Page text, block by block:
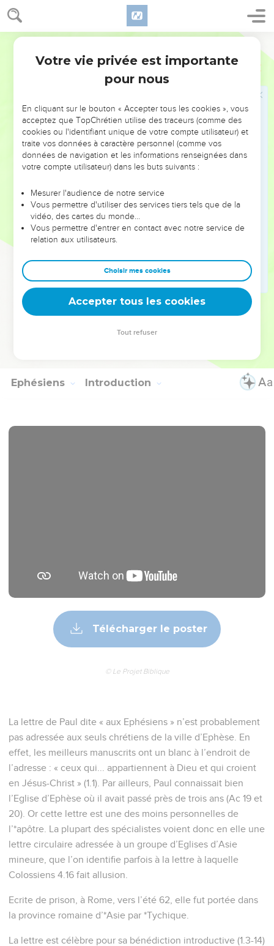
Galates 6
household of the faith.
Derniers avertissements et salutation
See with what large letters I write to you with my own
you to be circumcised; only that they may not be persecuted
for the cross of Christ.
For even they who receive circumcision don't keep the
law themselves, but they desire to have you circumcised,
But far be it from me to boast, except in the cross of our
Lord Jesus Christ, through which the world has been
crucified to me, and I to the world.
For in Christ Jesus neither is circumcision anything, nor
uncircumcision, but a new creation.
As many as walk by this rule, peace and mercy be on
them, and on God's Israel.
From now on, let no one cause me any trouble, for I bear
Ephésiens Introduction
Télécharger le poster
© Le Projet Biblique
La lettre de Paul dite « aux Ephésiens » n’est probablement
pas adressée aux seuls chrétiens de la ville d’Ephèse. En
effet, les meilleurs manuscrits ont un blanc à l’endroit de
l’adresse : « ceux qui... appartiennent à Dieu et qui croient
en Jésus-Christ » (1.1). Par ailleurs, Paul connaissait bien
l’Eglise d’Ephèse où il avait passé près de trois ans (Ac 19 et
20). Or cette lettre est une des moins personnelles de
l’*apôtre. La plupart des spécialistes voient donc en elle une
lettre circulaire adressée à un groupe d’Eglises d’Asie
mineure, que l’on identifie parfois à la lettre à laquelle
Colossiens 4.16 fait allusion.
Ecrite de prison, à Rome, vers l’été 62, elle fut portée dans
la province romaine d’*Asie par *Tychique.
La lettre est célèbre pour sa bénédiction introductive (1.3-14)
Votre vie privée est importante
pour nous
En cliquant sur le bouton « Accepter tous les cookies », vous
acceptez que TopChrétien utilise des traceurs (comme des
cookies ou l'identifiant unique de votre compte utilisateur) et
traite vos données à caractère personnel (comme vos
données de navigation et les informations renseignées dans
votre compte utilisateur) dans les buts suivants :
Mesurer l'audience de notre service
Vous permettre d'utiliser des services tiers tels que de la
vidéo, des cartes du monde…
Vous permettre d'entrer en contact avec notre service de
relation aux utilisateurs.
Choisir mes cookies
Accepter tous les cookies
Tout refuser